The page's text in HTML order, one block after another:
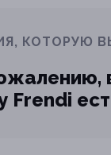
КОТОРУЮ
Frendi